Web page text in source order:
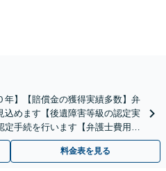
年】【賠償金の獲得実績多数】弁
込めます【後遺障害等級の認定実
手続を行います【弁護士費用特
徒歩5分】
料金表を見る